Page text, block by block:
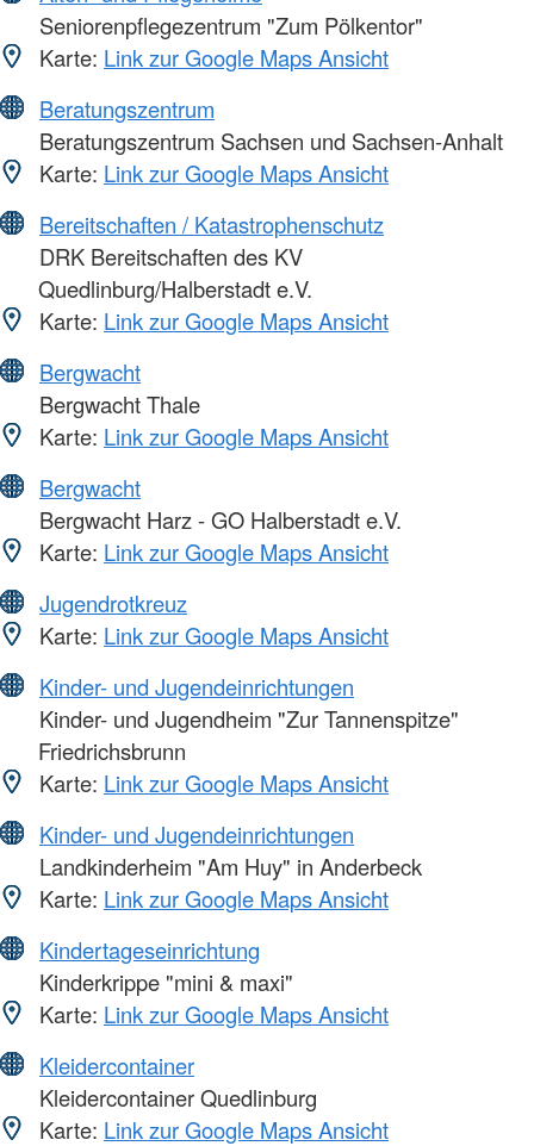
Seniorenpflegezentrum "Zum Pölkentor"
Karte: Link zur Google Maps Ansicht
Beratungszentrum
Beratungszentrum Sachsen und Sachsen-Anhalt
Karte: Link zur Google Maps Ansicht
Bereitschaften / Katastrophenschutz
DRK Bereitschaften des KV
Quedlinburg/Halberstadt e.V.
Karte: Link zur Google Maps Ansicht
Bergwacht
Bergwacht Thale
Karte: Link zur Google Maps Ansicht
Bergwacht
Bergwacht Harz - GO Halberstadt e.V.
Karte: Link zur Google Maps Ansicht
Jugendrotkreuz
Karte: Link zur Google Maps Ansicht
Kinder- und Jugendeinrichtungen
Kinder- und Jugendheim "Zur Tannenspitze"
Friedrichsbrunn
Karte: Link zur Google Maps Ansicht
Kinder- und Jugendeinrichtungen
Landkinderheim "Am Huy" in Anderbeck
Karte: Link zur Google Maps Ansicht
Kindertageseinrichtung
Kinderkrippe "mini & maxi"
Karte: Link zur Google Maps Ansicht
Kleidercontainer
Kleidercontainer Quedlinburg
Karte: Link zur Google Maps Ansicht